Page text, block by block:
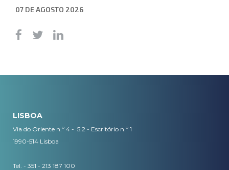
07 DE AGOSTO 2026
LISBOA
Via do Oriente n.º 4 - 5.2 - Escritório n.º 1
1990-514 Lisboa
Tel. - 351 - 213 187 100